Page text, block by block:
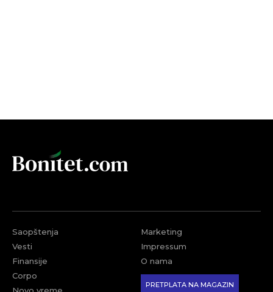
Saopštenja
Vesti
Finansije
Corpo
Marketing
Impressum
O nama
PRETPLATA NA MAGAZIN